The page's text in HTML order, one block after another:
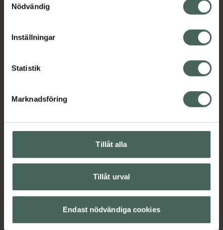
återkalla ditt samtycke via webbplatsens
cookieinställningar. Ett återkallat samtycke påverkar inte
lagligheten av behandling som skett innan återkallelsen.
Nödvändig
Inställningar
Statistik
Marknadsföring
Tillåt alla
Tillåt urval
Endast nödvändiga cookies
Kronans Apotek finns här för dig. Du hittar oss från Skåne i
datorn. Oavsett vem du är så är det vårt uppdrag att
hjälpa just dig att må lite bättre. Välkommen att prata
Handla tryggt
Leverans, betalning och retur
Kundklubb
Köpvillkor